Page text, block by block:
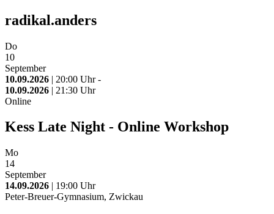
radikal.anders
Do
10
September
10.09.2026 | 20:00 Uhr -
10.09.2026 | 21:30 Uhr
Online
Kess Late Night - Online Workshop
Mo
14
September
14.09.2026 | 19:00 Uhr
Peter-Breuer-Gymnasium, Zwickau